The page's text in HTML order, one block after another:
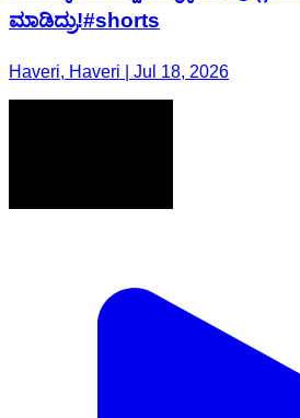
ಮಾಡಿದ್ರು!#shorts
Haveri, Haveri | Jul 18, 2026